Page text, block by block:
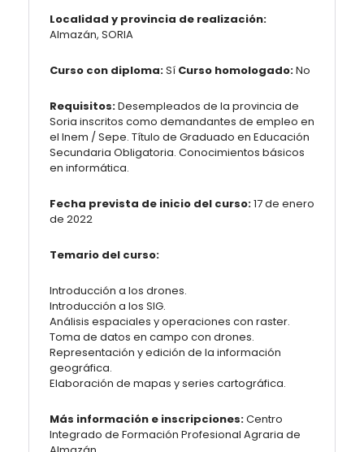
Localidad y provincia de realización:
Almazán, SORIA
Curso con diploma:Sí Curso homologado:No
Requisitos:Desempleados de la provincia de
Soria inscritos como demandantes de empleo en
el Inem / Sepe. Título de Graduado en Educación
Secundaria Obligatoria. Conocimientos básicos
en informática.
Fecha prevista de inicio del curso:17 de enero
de 2022
Temario del curso:
Introducción a los drones.
Introducción a los SIG.
Análisis espaciales y operaciones con raster.
Toma de datos en campo con drones.
Representación y edición de la información
geográfica.
Elaboración de mapas y series cartográfica.
Más información e inscripciones:Centro
Integrado de Formación Profesional Agraria de